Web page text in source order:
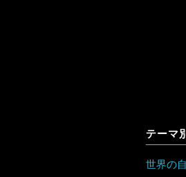
テーマ
世界の